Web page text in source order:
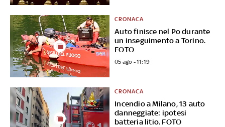
Auto finisce nel Po durante
un inseguimento a Torino.
FOTO
CRONACA
05 ago - 11:19
Incendio a Milano, 13 auto
danneggiate: ipotesi
batteria litio. FOTO
CRONACA